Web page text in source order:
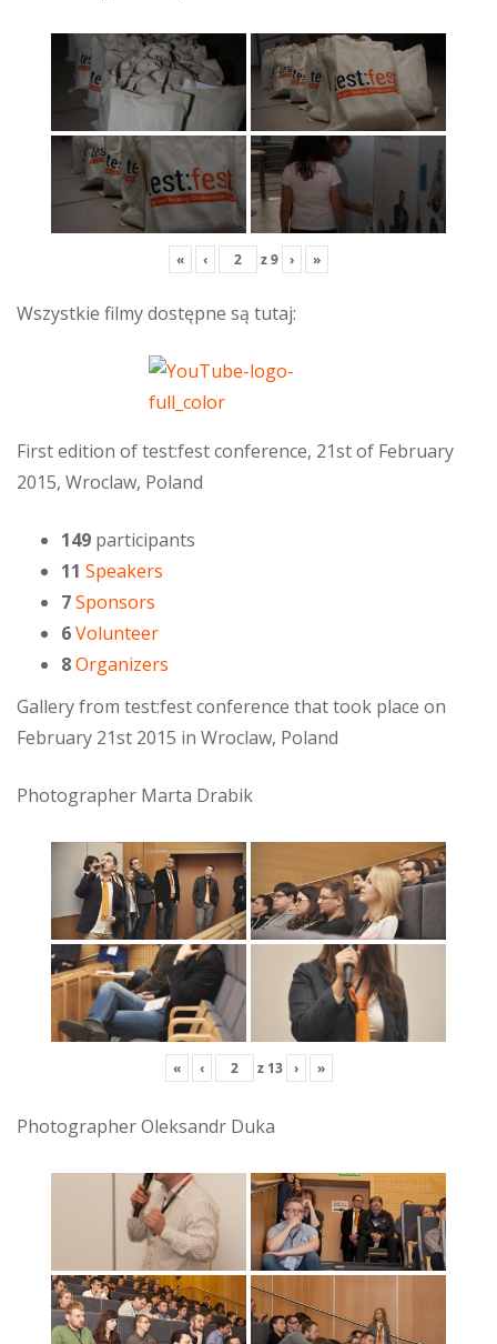
« ‹ z9 › »
Wszystkie filmy dostępne są tutaj:
First edition of test:fest conference, 21st of February
2015, Wroclaw, Poland
149 participants
11 Speakers
7Sponsors
6Volunteer
8Organizers
Gallery from test:fest conference that took place on
February 21st 2015 in Wroclaw, Poland
Photographer Marta Drabik
« ‹ z 13 › »
Photographer Oleksandr Duka